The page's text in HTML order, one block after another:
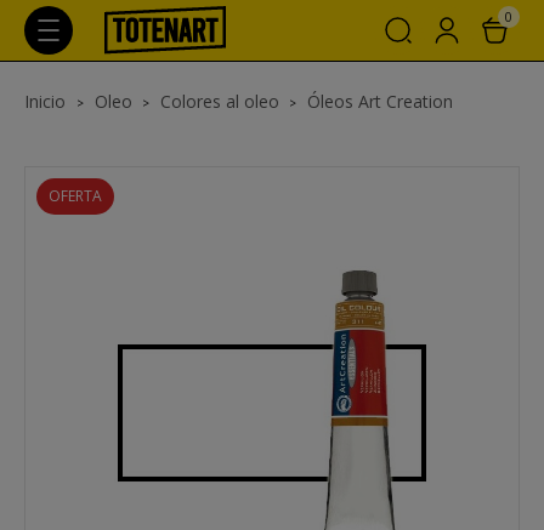
0
Inicio Oleo Colores al oleo Óleos Art Creation
OFERTA